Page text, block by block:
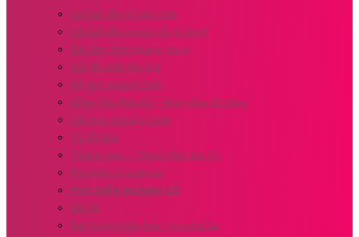
Giá bát đĩa tủ bếp trên
Giá bát đĩa xoong nồi tủ dưới
Giá dao thớt chai lọ gia vị
Giá để chất tẩy rửa
Kệ góc xoay tủ bếp
Khay chia thìa nĩa – khay chia đa năng
Giá treo ngoài tủ bếp
Tủ đồ khô
Thùng gạo – Thùng Rác Âm Tủ
Phụ kiện tủ quần áo
PHỤ KIỆN NGÀNH GỖ
Bản lề
Ray trượt ngăn kéo, ray cửa lùa